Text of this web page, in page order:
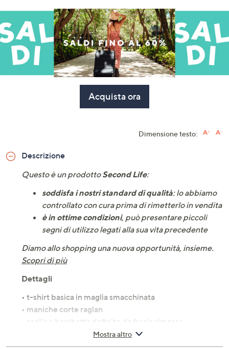
Acquista ora
Dimensione testo:
Descrizione
Questo è un prodottoSecond Life:
soddisfa i nostri standard di qualità: lo abbiamo
controllato con cura prima di rimetterlo in vendita
è in ottime condizioni, può presentare piccoli
segni di utilizzo legati alla sua vita precedente
Diamo allo shopping una nuova opportunità, insieme.
Scopri di più
Dettagli
• t-shirt basica in maglia smacchinata
• maniche corte raglan
• scollo a barchetta definito da fascia rimessa
• 82% viscosa, 13% lana, 5% elastan (
• made in Italy
Mostra altro